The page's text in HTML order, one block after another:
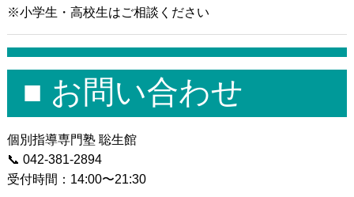
※小学生・高校生はご相談ください
■ お問い合わせ
個別指導専門塾 聡生館
📞 042-381-2894
受付時間：14:00〜21:30